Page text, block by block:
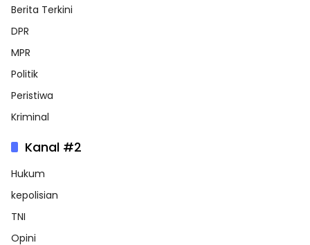
Berita Terkini
DPR
MPR
Politik
Peristiwa
Kriminal
Kanal #2
Hukum
kepolisian
TNI
Opini